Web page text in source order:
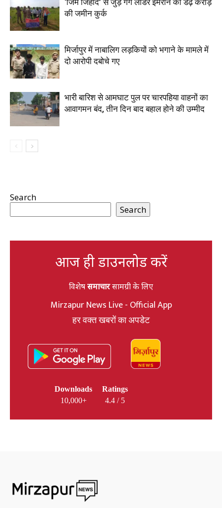
की जमीन कुर्क
मिर्जापुर में नाबालिग लड़कियों को भगाने के मामले में
दो आरोपी दबोचे गए
भारी बारिश से आमघाट पुल पर चारपहिया वाहनों का
आवागमन बंद, तीन दिन बाद बहाल होने की उम्मीद
Search
Search
आज ही डाउनलोड करें
विशेषसमाचारसामग्री के लिए
Mirzapur News Live - Official App
हर वक्त खबरों का अपडेट
Downloads
10,000+
Ratings
4.4 / 5